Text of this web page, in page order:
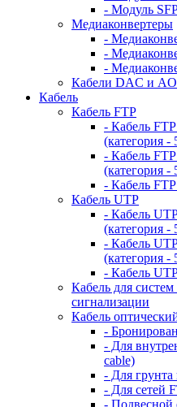
- Модуль
Медиаконвертеры
-
-
-
Кабели DAC и
Кабель
Кабель FTP
- Кабель
(категория
- Кабель
(категория -
- Кабель
Кабель UTP
- Кабель
(категория
- Кабель
(категория -
- Кабель
Кабель для
сигнализации
Кабель
-
- Для
cable)
- Для грунта
- Для сетей
- Подвесной